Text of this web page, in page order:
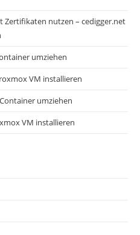
Zertifikaten nutzen – cedigger.net
umziehen
VM installieren
umziehen
VM installieren